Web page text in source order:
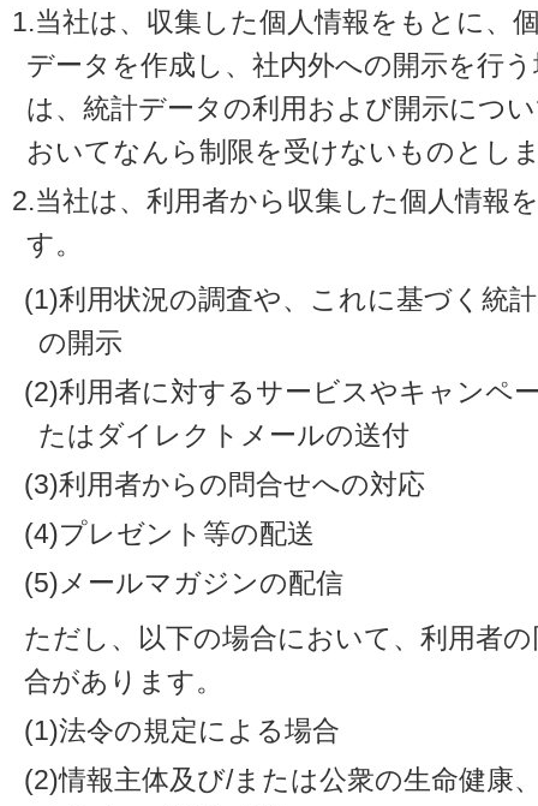
1.当社は、収集した個人情報をもとに、
データを作成し、社内外への開示を行
は、統計データの利用および開示につ
おいてなんら制限を受けないものとし
2.当社は、利用者から収集した個人情報
す。
(1)利用状況の調査や、これに基づく統
の開示
(2)利用者に対するサービスやキャンペ
たはダイレクトメールの送付
(3)利用者からの問合せへの対応
(4)プレゼント等の配送
(5)メールマガジンの配信
ただし、以下の場合において、利用者
合があります。
(1)法令の規定による場合
(2)情報主体及び/または公衆の生命健康